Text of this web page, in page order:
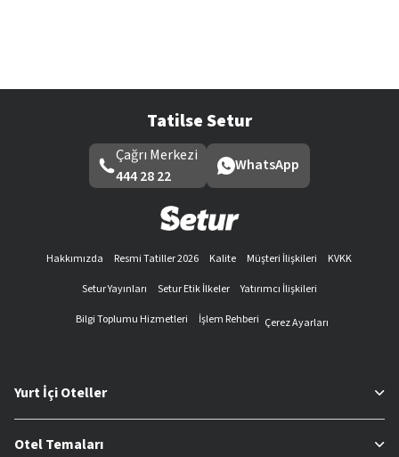
Tatilse Setur
Çağrı Merkezi
444 28 22
WhatsApp
Hakkımızda Resmi Tatiller 2026 Kalite Müşteri İlişkileri
KVKK
Setur Yayınları
Setur Etik İlkeler
Yatırımcı İlişkileri
Bilgi Toplumu Hizmetleri
İşlem Rehberi Çerez Ayarları
Yurt İçi Oteller
Otel Temaları